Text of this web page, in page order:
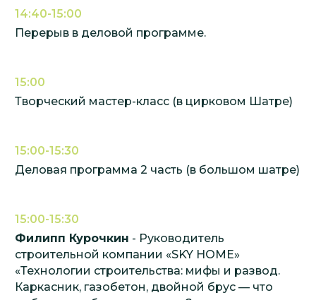
14:40-15:00
Перерыв в деловой программе.
15:00
Творческий мастер-класс (в цирковом Шатре)
15:00-15:30
Деловая программа 2 часть (в большом шатре)
15:00-15:30
Филипп Курочкин - Руководитель
строительной компании «SKY HOME»
«Технологии строительства: мифы и развод.
Каркасник, газобетон, двойной брус — что